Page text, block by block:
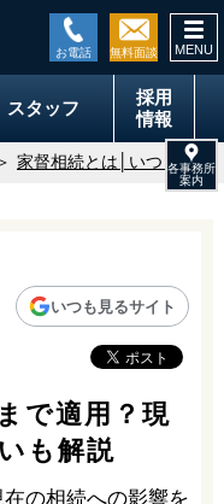
スタッフ
採用
情報
家督相続とは│いつまで適
いつも見るサイト
で適用？現
も解説